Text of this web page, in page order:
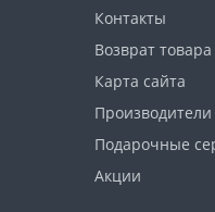
Контакты
Возврат товара
Карта сайта
Производители
Подарочные
Акции